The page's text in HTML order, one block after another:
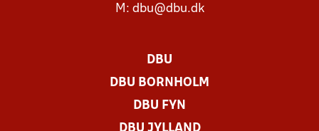
M: dbu@dbu.dk
DBU
DBU BORNHOLM
DBU FYN